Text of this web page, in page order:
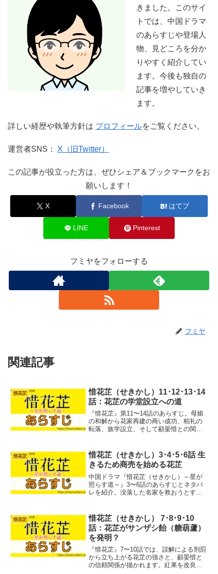
きました。このサイ
トでは、中国ドラマ
のあらすじや登場人
物、見どころを分か
りやすく紹介してい
ます。今後も独自の
記事を増やしていき
ます。
詳しい経歴や執筆方針は プロフィールをご覧ください。
運営者SNS： X（旧Twitter）
この記事が役立った方は、ぜひシェア＆ブックマークをお
願いします！
X Facebook はてブ
LINE Pinterest
フミヤをフォローする
フミヤ
関連記事
惜花芷
惜花芷（せきかし）11･12･13･14
話：花芷の学堂設立への道
『惜花芷』第11〜14話のあらすじ。母娘
の和解から花家再建の商い成功、柏礼の
転落、族学設立、そして顧晏惜との関係
惜花芷
惜花芷（せきかし）3･4･5･6話 生
きるため商売を始める花芷
中国ドラマ『惜花芷（せきかし）～星が
照らす道～』3〜6話のあらすじとネタバ
レを紹介。没落した名家を救おうとする
惜花芷
惜花芷（せきかし） 7･8･9･10
話：花芷がサンザシ飴（糖葫蘆）
を発明？
『惜花芷』7〜10話では、誤解による刑罰
から立ち上がる花芷の強さと、顧晏惜と
の信頼関係が描かれます。紅果を改良し